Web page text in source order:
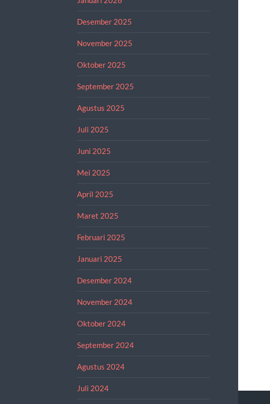
Desember 2025
November 2025
Oktober 2025
September 2025
Agustus 2025
Juli 2025
Juni 2025
Mei 2025
April 2025
Maret 2025
Februari 2025
Januari 2025
Desember 2024
November 2024
Oktober 2024
September 2024
Agustus 2024
Juli 2024